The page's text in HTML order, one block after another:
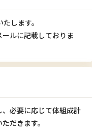
します。
ルに記載しておりま
必要に応じて体組成計
だきます。